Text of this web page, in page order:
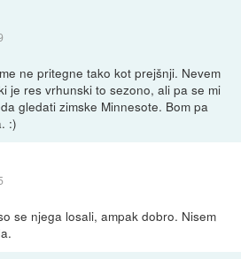
ne pritegne tako kot prejšnji. Nevem
je res vrhunski to sezono, ali pa se mi
gledati zimske Minnesote. Bom pa
:)
se njega losali, ampak dobro. Nisem